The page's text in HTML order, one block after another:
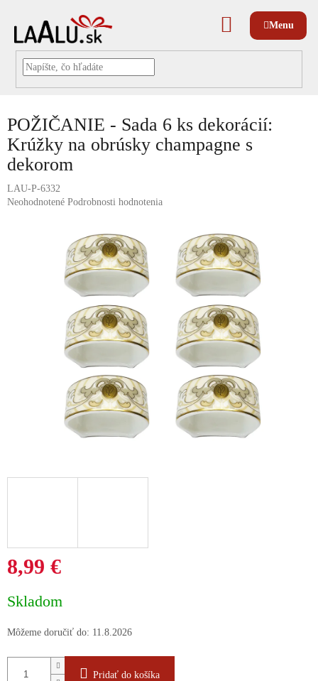
NÁKUPNÝ
KOŠÍK
POŽIČANIE - Sada 6 ks dekorácií:
Krúžky na obrúsky champagne s
dekorom
LAU-P-6332
Priemerné
Neohodnotené Podrobnosti hodnotenia
8,99 €
cena:
Skladom
Môžeme doručiť do: 11.8.2026
Pridať do košíka